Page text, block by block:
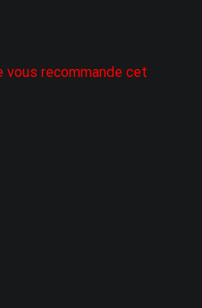
vous recommande cet